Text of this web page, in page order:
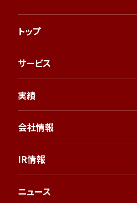
トップ
サービス
実績
会社情報
IR情報
ニュース